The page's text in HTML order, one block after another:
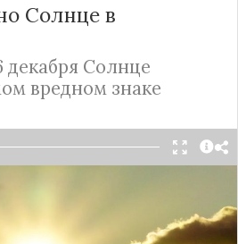
Солнце в
декабря Солнце
вредном знаке
злом, хотя это далеко не